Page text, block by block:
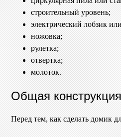
строительный уровень;
электрический лобзик
ножовка;
рулетка;
отвертка;
молоток.
Общая
Перед тем, как сделать домик